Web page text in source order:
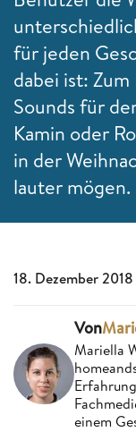
für jeden
dabei ist:
Sounds für
Kamin oder
in der
lauter mögen.
18. Dezember 2018
Von
Mariella
einem